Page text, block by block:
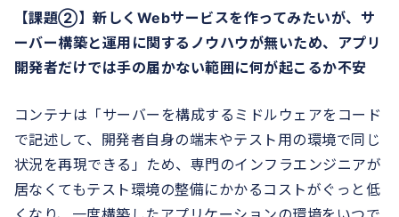
【課題②】新しくWebサービスを作ってみたいが、サ
ーバー構築と運用に関するノウハウが無いため、アプリ
開発者だけでは手の届かない範囲に何が起こるか不安
コンテナは「サーバーを構成するミドルウェアをコード
で記述して、開発者自身の端末やテスト用の環境で同じ
状況を再現できる」ため、専門のインフラエンジニアが
居なくてもテスト環境の整備にかかるコストがぐっと低